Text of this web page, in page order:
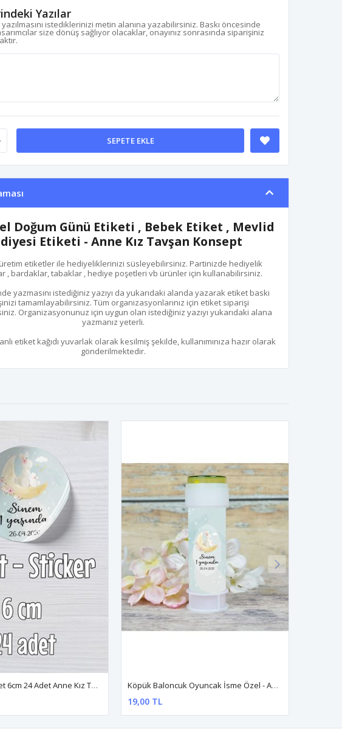
Yazılar
istediklerinizi metin alanına yazabilirsiniz. Baskı öncesinde
size dönüş sağlıyor olacaklar, onayınız sonrasında siparişiniz
SEPETE EKLE
Doğum Günü Etiketi , Bebek Etiket , Mevlid
Etiketi - Anne Kız Tavşan Konsept
etiketler ile hediyeliklerinizi süsleyebilirsiniz. Partinizde hediyelik
, bardaklar, tabaklar , hediye poşetleri vb ürünler için kullanabilirsiniz.
yazmasını istediğiniz yazıyı da yukarıdaki alanda yazarak etiket baskı
tamamlayabilirsiniz. Tüm organizasyonlarınız için etiket siparişi
Organizasyonunuz için uygun olan istediğiniz yazıyı yukarıdaki alana
yazmanız yeterli.
etiket kağıdı yuvarlak olarak kesilmiş şekilde, kullanımınıza hazır olarak
gönderilmektedir.
İsme Özel Etiket 6cm 24 Adet Anne Kız Tavşan Konsept Köpük Baloncuk Oyuncak İsme Özel - Anne Kız Tavşan Konsept
19,00 TL